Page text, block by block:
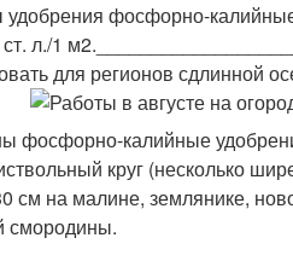
удобрения фосфорно-
л./1 м2
для регионов сдлинной
фосфорно-калийные
круг (несколько
см на малине, землянике,
смородины.